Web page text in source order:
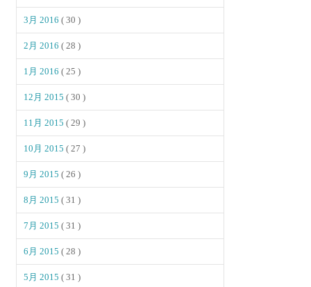
3月 2016( 30 )
2月 2016( 28 )
1月 2016( 25 )
12月 2015( 30 )
11月 2015( 29 )
10月 2015( 27 )
9月 2015( 26 )
8月 2015( 31 )
7月 2015( 31 )
6月 2015( 28 )
5月 2015( 31 )